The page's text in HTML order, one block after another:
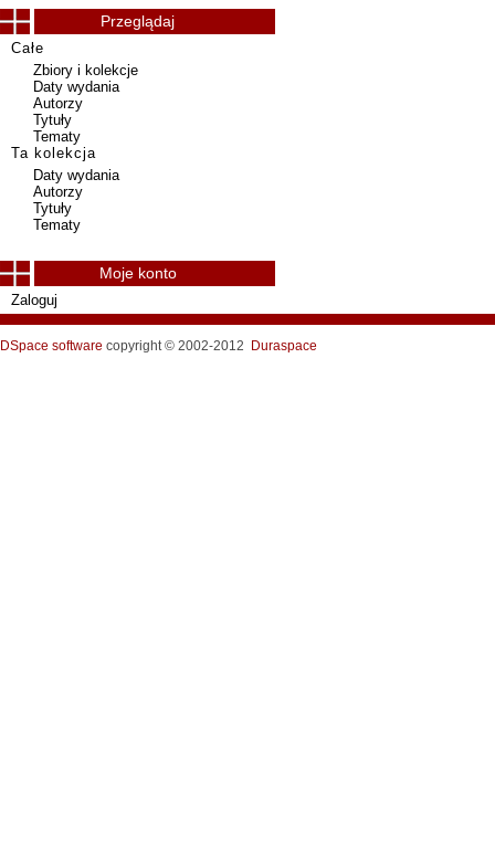
Przeglądaj
Całe
Zbiory i kolekcje
Daty wydania
Autorzy
Tytuły
Tematy
Ta kolekcja
Daty wydania
Autorzy
Tytuły
Tematy
Moje konto
Zaloguj
DSpace software copyright © 2002-2012 Duraspace